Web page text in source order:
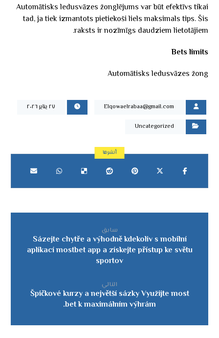
Automātisks ledusvāzes žonglējums var būt efektīvs tikai
tad, ja tiek izmantots pietiekoši liels maksimals tips. Šis
raksts ir nozīmīgs daudziem lietotājiem.
Bets limits
Automātisks ledusvāzes žong
Elqowaelrabaa@gmail.com ٢٧ يناير ٢٠٢٦
Uncategorized
سابق
Sázejte chytře a výhodně kdekoliv s mobilní
aplikací mostbet app a získejte přístup ke světu
sportov
التالي
Špičkové kurzy a největší sázky Využijte most
bet k maximálním výhrám.